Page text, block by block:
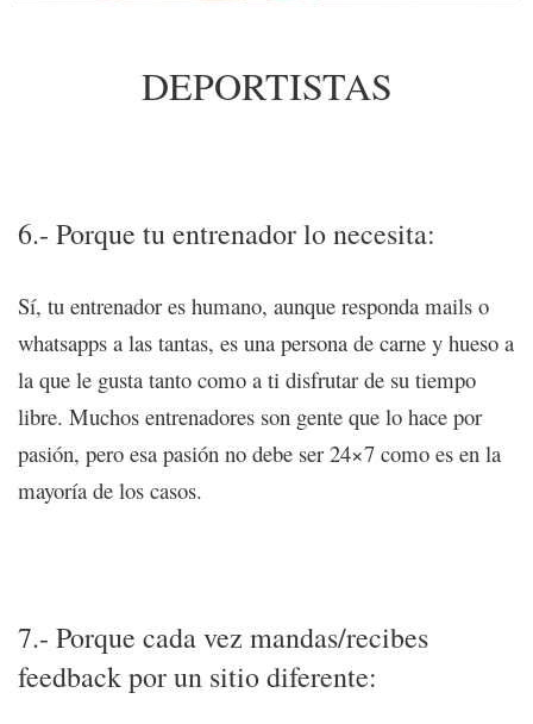
DEPORTISTAS
6.- Porque tu entrenador lo necesita:
Sí, tu entrenador es humano, aunque responda mails o
whatsapps a las tantas, es una persona de carne y hueso a
la que le gusta tanto como a ti disfrutar de su tiempo
libre. Muchos entrenadores son gente que lo hace por
pasión, pero esa pasión no debe ser 24×7 como es en la
mayoría de los casos.
7.- Porque cada vez mandas/recibes
feedback por un sitio diferente: